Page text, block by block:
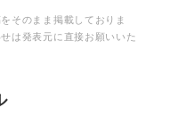
そのまま掲載しておりま
は発表元に直接お願いいた